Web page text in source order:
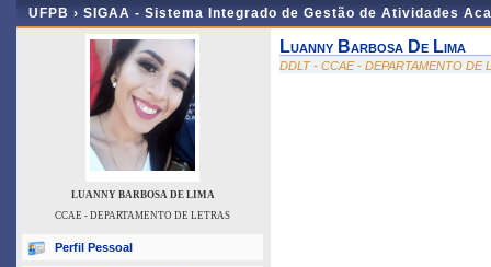
UFPB › SIGAA - Sistema Integrado de Gestão de Atividades
LUANNY BARBOSA DE LIMA
CCAE - DEPARTAMENTO DE LETRAS
Perfil Pessoal
Luanny Barbosa De Lima
DDLT - CCAE - DEPARTAMENTO DE